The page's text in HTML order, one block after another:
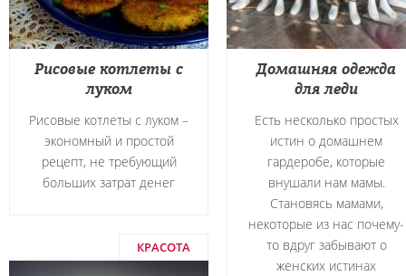
Рисовые котлеты с
луком
Рисовые котлеты с луком –
экономный и простой
рецепт, не требующий
больших затрат денег
Домашняя одежда
для леди
Есть несколько простых
истин о домашнем
гардеробе, которые
внушали нам мамы.
Становясь мамами,
некоторые из нас почему-
то вдруг забывают о
женских истинах
КРАСОТА